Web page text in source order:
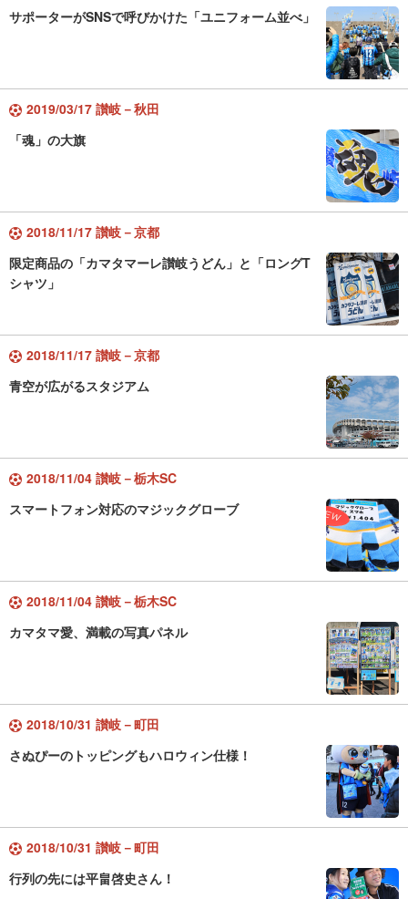
サポーターがSNSで呼びかけた「ユニフォーム並べ」
2019/03/17 讃岐－秋田
「魂」の大旗
2018/11/17 讃岐－京都
限定商品の「カマタマーレ讃岐うどん」と「ロングT
シャツ」
2018/11/17 讃岐－京都
青空が広がるスタジアム
2018/11/04 讃岐－栃木SC
スマートフォン対応のマジックグローブ
2018/11/04 讃岐－栃木SC
カマタマ愛、満載の写真パネル
2018/10/31 讃岐－町田
さぬぴーのトッピングもハロウィン仕様！
2018/10/31 讃岐－町田
行列の先には平畠啓史さん！